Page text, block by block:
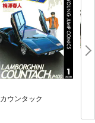
カウンタック